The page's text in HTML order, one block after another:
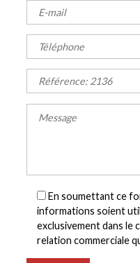
En soumettant ce
informations soient
exclusivement dans le
relation commerciale